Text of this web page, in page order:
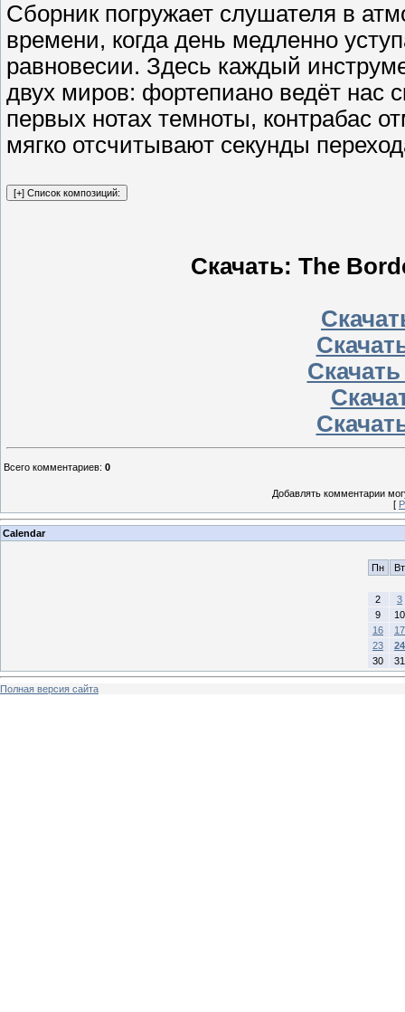
Сборник погружает слушателя в
времени, когда день медленно
равновесии. Здесь каждый
двух миров: фортепиано ведёт нас
первых нотах темноты, контрабас
мягко отсчитывают секунды
Скачать: The
Всего комментариев: 0
Добавлять комментарии
[
Calendar
Пн Вт
2
3
9
10
16
17
23
24
30
31
Полная версия сайта